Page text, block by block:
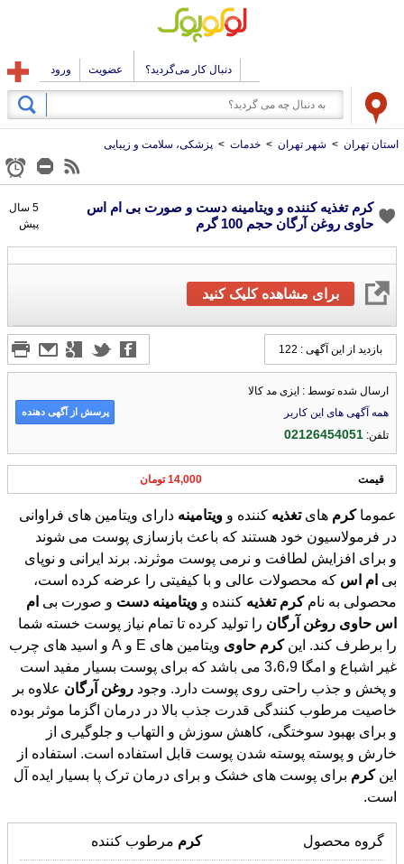
دنبال کار می‌گردید؟ عضویت ورود
استان تهران > شهر تهران > خدمات > پزشکی، سلامت و زیبایی
کرم تغذیه کننده و ویتامینه دست و صورت بی ام اس
حاوی روغن آرگان حجم 100 گرم
5 سال
پیش
برای مشاهده کلیک کنید
بازدید از این آگهی : 122
ارسال شده توسط : ایزی مد کالا
همه آگهی های این کاربر
تلفن:02126454051
پرسش از آگهی دهنده
قیمت 14,000 تومان
عموماکرم هایتغذیه کننده و ویتامینه دارای ویتامین های فراوانی
در فرمولاسیون خود هستند که باعث بازسازی پوست می شوند
و برای افزایش لطافت و نرمی پوست موثرند. برند ایرانی و نوپای
بی ام اس که محصولات عالی و با کیفیتی را عرضه کرده است،
محصولی به نامکرم تغذیه کننده و ویتامینه دست و صورت بی ام
اس حاوی روغن آرگان را تولید کرده تا تمام نیاز پوست خسته شما
را برطرف کند. اینکرم حاوی ویتامین های E و A و اسید های چرب
غیر اشباع و امگا 3،6،9 می باشد که برای پوست بسیار مفید است
و پخش و جذب راحتی روی پوست دارد. وجود روغن آرگان علاوه بر
خاصیت مرطوب کنندگی قدرت جذب بالا در درمان اگزما موثر بوده
و برای بهبود سوختگی، کاهش سوزش و التهاب و جلوگیری از
خارش و پوسته پوسته شدن پوست قابل استفاده است. استفاده از
اینکرم برای پوست های خشک و برای درمان ترک پا بسیار ایده آل
است.
گروه محصول کرم مرطوب کننده